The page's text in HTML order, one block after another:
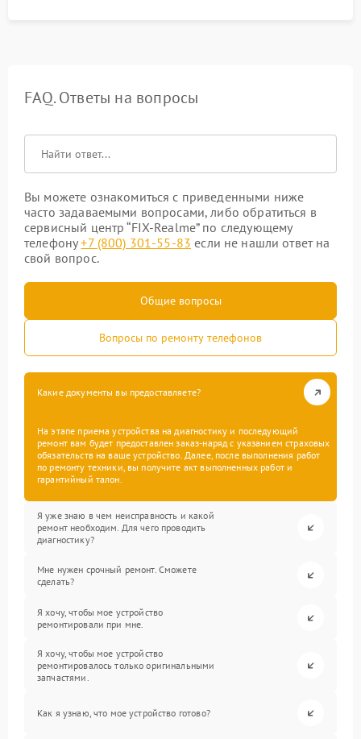
FAQ. Ответы на вопросы
Вы можете ознакомиться с приведенными ниже
часто задаваемыми вопросами, либо обратиться в
сервисный центр “FIX-Realme” по следующему
телефону+7 (800) 301-55-83 если не нашли ответ на
свой вопрос.
Общие вопросы
Вопросы по ремонту телефонов
Какие документы вы предоставляете?
На этапе приема устройства на диагностику и последующий
ремонт вам будет предоставлен заказ-наряд с указанием страховых
обязательств на ваше устройство. Далее, после выполнения работ
по ремонту техники, вы получите акт выполненных работ и
гарантийный талон.
Я уже знаю в чем неисправность и какой
ремонт необходим. Для чего проводить
диагностику?
Мне нужен срочный ремонт. Сможете
сделать?
Я хочу, чтобы мое устройство
ремонтировали при мне.
Я хочу, чтобы мое устройство
ремонтировалось только оригинальными
запчастями.
Как я узнаю, что мое устройство готово?